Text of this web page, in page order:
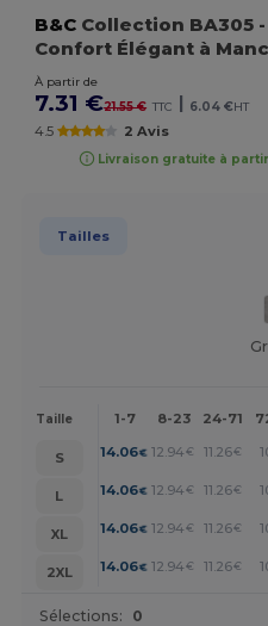
B&C Collection BA305
Confort Élégant à
À partir de
7.31 €21.55 € TTC | 6.04 €HT
4.5 2 Avis
Livraison gratuite à
Tailles
Taille 1-7 8-23 24-71
S 14.06€ 12.94 € 11.26€
L
14.06€ 12.94 € 11.26€
XL
14.06€ 12.94 € 11.26€
2XL
14.06€ 12.94 € 11.26€
Sélections: 0